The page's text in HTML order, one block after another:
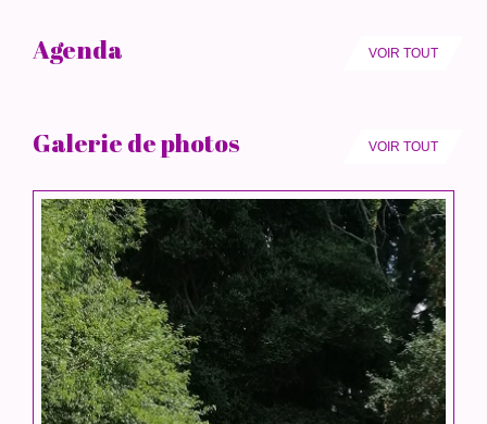
Agenda VOIR TOUT
Galerie de photos VOIR TOUT